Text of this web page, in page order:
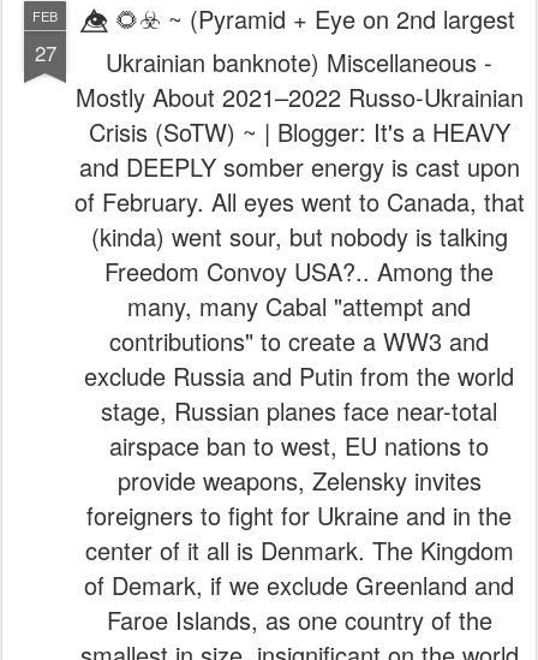
FEB
27
👁️⃤ 🌻☣️ ~ (Pyramid + Eye on 2nd largest
Ukrainian banknote) Miscellaneous -
Mostly About 2021–2022 Russo-Ukrainian
Crisis (SoTW) ~ | Blogger: It's a HEAVY
and DEEPLY somber energy is cast upon
of February. All eyes went to Canada, that
(kinda) went sour, but nobody is talking
Freedom Convoy USA?.. Among the
many, many Cabal "attempt and
contributions" to create a WW3 and
exclude Russia and Putin from the world
stage, Russian planes face near-total
airspace ban to west, EU nations to
provide weapons, Zelensky invites
foreigners to fight for Ukraine and in the
center of it all is Denmark. The Kingdom
of Demark, if we exclude Greenland and
Faroe Islands, as one country of the